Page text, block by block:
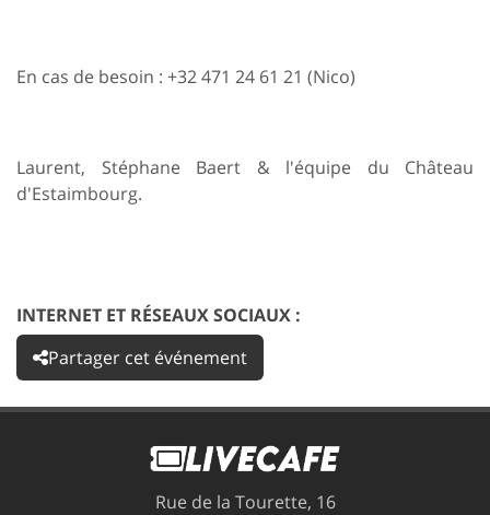
En cas de besoin : +32 471 24 61 21 (Nico)
Laurent, Stéphane Baert & l'équipe du Château
d'Estaimbourg.
INTERNET ET RÉSEAUX SOCIAUX :
Partager cet événement
Rue de la Tourette, 16